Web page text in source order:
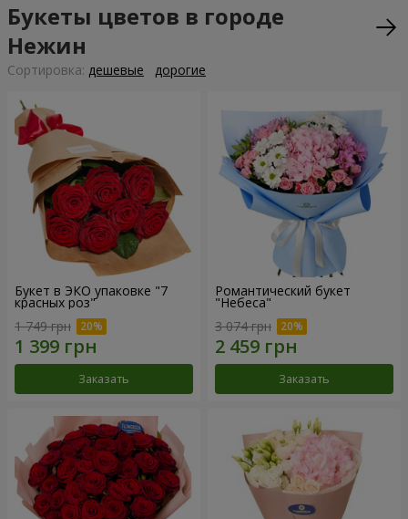
Букеты цветов в городе
Нежин
Cортировка: дешевые дорогие
Букет в ЭКО упаковке "7
красных роз"
1 749 грн
Заказать
Романтический букет
"Небеса"
3 074 грн
Заказать